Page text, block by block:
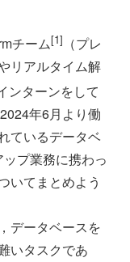
チーム[1] （プレ
リアルタイム解
ンターンをして
年6月より働
ているデータベ
プ業務に携わっ
いてまとめよう
データベースを
いタスクであ